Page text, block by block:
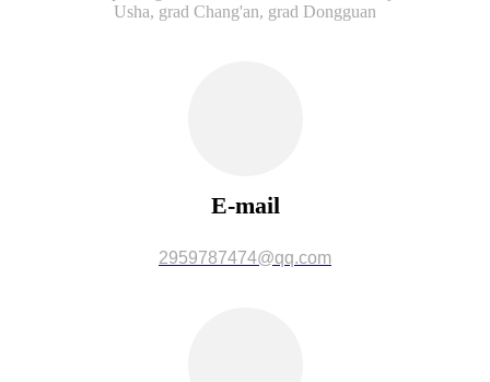
Usha, grad Chang'an, grad Dongguan
E-mail
2959787474@qq.com